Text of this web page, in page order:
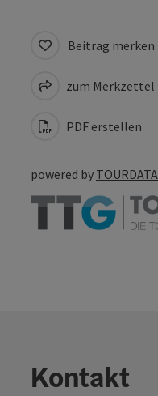
Beitrag merken
zum Merkzettel
PDF erstellen
powered by TOURDATA
Kontakt